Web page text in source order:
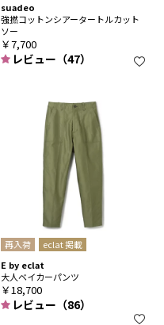
suadeo
強撚コットンシアータートルカット
ソー
￥7,700
レビュー（47）
再入荷
eclat 掲載
E by eclat
大人ベイカーパンツ
￥18,700
レビュー（86）